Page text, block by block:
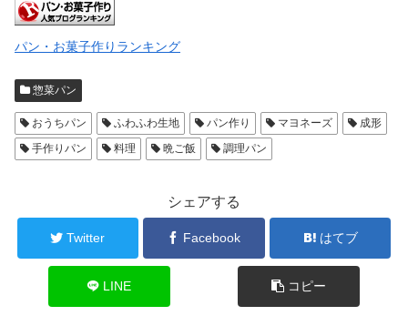
パン・お菓子作りランキング
惣菜パン
おうちパン ふわふわ生地 パン作り マヨネーズ
成形
手作りパン
料理 晩ご飯 調理パン
シェアする
Twitter Facebook はてブ
LINE コピー